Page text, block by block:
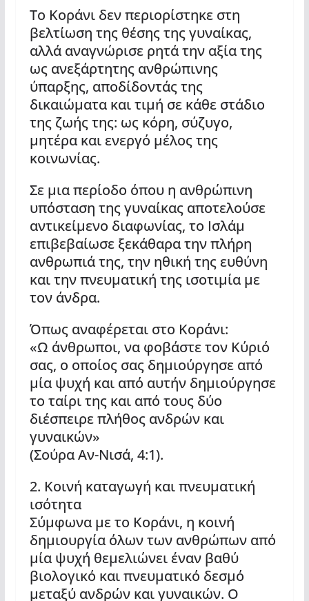
Το Κοράνι δεν περιορίστηκε στη
βελτίωση της θέσης της γυναίκας,
αλλά αναγνώρισε ρητά την αξία της
ως ανεξάρτητης ανθρώπινης
ύπαρξης, αποδίδοντάς της
δικαιώματα και τιμή σε κάθε στάδιο
της ζωής της: ως κόρη, σύζυγο,
μητέρα και ενεργό μέλος της
κοινωνίας.
Σε μια περίοδο όπου η ανθρώπινη
υπόσταση της γυναίκας αποτελούσε
αντικείμενο διαφωνίας, το Ισλάμ
επιβεβαίωσε ξεκάθαρα την πλήρη
ανθρωπιά της, την ηθική της ευθύνη
και την πνευματική της ισοτιμία με
τον άνδρα.
Όπως αναφέρεται στο Κοράνι:
«Ω άνθρωποι, να φοβάστε τον Κύριό
σας, ο οποίος σας δημιούργησε από
μία ψυχή και από αυτήν δημιούργησε
το ταίρι της και από τους δύο
διέσπειρε πλήθος ανδρών και
γυναικών»
(Σούρα Αν-Νισά, 4:1).
2. Κοινή καταγωγή και πνευματική
ισότητα
Σύμφωνα με το Κοράνι, η κοινή
δημιουργία όλων των ανθρώπων από
μία ψυχή θεμελιώνει έναν βαθύ
βιολογικό και πνευματικό δεσμό
μεταξύ ανδρών και γυναικών. Ο